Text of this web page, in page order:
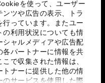
を使って、ユーザー
ンツや広告の表示、トラ
行っています。またユー
の利用状況についても情
シャルメディアや広告配
各パートナーに情報を共
で収集された情報は、
トナーに提供した他の情
のサービスを使用した際